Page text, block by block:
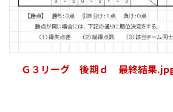
Ｇ３リーグ 後期ｄ 最終結果